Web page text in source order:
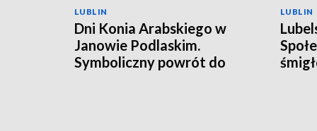
LUBLIN
Dni Konia Arabskiego w
Janowie Podlaskim.
Symboliczny powrót do
LUBLIN